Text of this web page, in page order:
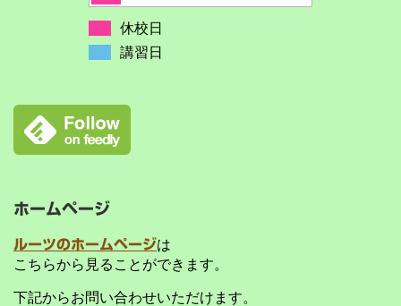
休校日
講習日
ホームページ
ルーツのホームページは
こちらから見ることができます。
下記からお問い合わせいただけます。